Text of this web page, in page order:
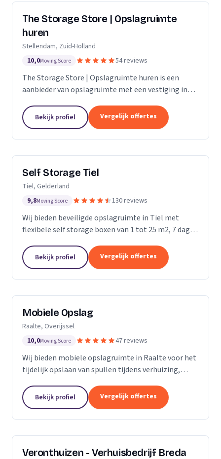
The Storage Store | Opslagruimte
huren
Stellendam, Zuid-Holland
10,0Moving Score 54 reviews
The Storage Store | Opslagruimte huren is een
aanbieder van opslagruimte met een vestiging in
Bekijk profiel Vergelijk offertes
Self Storage Tiel
Tiel, Gelderland
9,8Moving Score 130 reviews
Wij bieden beveiligde opslagruimte in Tiel met
flexibele self storage boxen van 1 tot 25 m2, 7 dagen
Bekijk profiel Vergelijk offertes
Mobiele Opslag
Raalte, Overijssel
10,0Moving Score 47 reviews
Wij bieden mobiele opslagruimte in Raalte voor het
tijdelijk opslaan van spullen tijdens verhuizing,
Bekijk profiel Vergelijk offertes
Veronthuizen - Verhuisbedrijf Breda